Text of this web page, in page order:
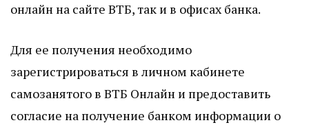
онлайн на сайте ВТБ, так и в офисах банка.
Для ее получения необходимо
зарегистрироваться в личном кабинете
самозанятого в ВТБ Онлайн и предоставить
согласие на получение банком информации о